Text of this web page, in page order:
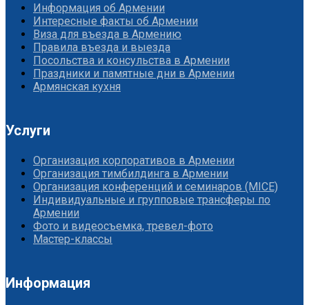
Информация об Армении
Интересные факты об Армении
Виза для въезда в Армению
Правила въезда и выезда
Посольства и консульства в Армении
Праздники и памятные дни в Армении
Армянская кухня
Услуги
Организация корпоративов в Армении
Организация тимбилдинга в Армении
Организация конференций и семинаров (MICE)
Индивидуальные и групповые трансферы по
Армении
Фото и видеосъемка, тревел-фото
Мастер-классы
Информация